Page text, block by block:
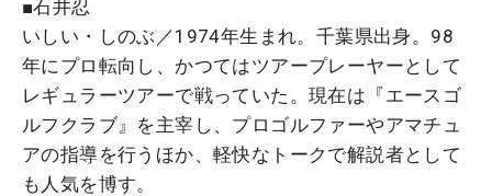
■石井忍
いしい・しのぶ／1974年生まれ。千葉県出身。98
年にプロ転向し、かつてはツアープレーヤーとして
レギュラーツアーで戦っていた。現在は『エースゴ
ルフクラブ』を主宰し、プロゴルファーやアマチュ
アの指導を行うほか、軽快なトークで解説者として
も人気を博す。